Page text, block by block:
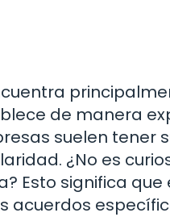
de manera
suelen tener
¿No es
Esto significa